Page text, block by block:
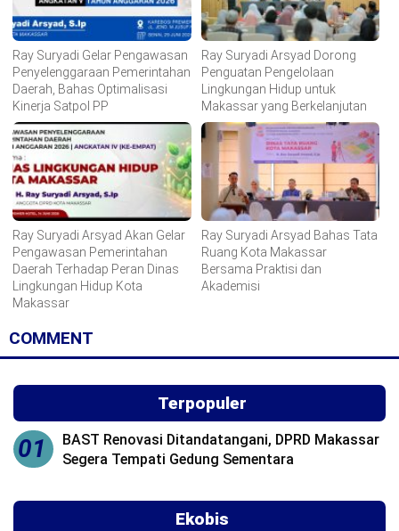
Ray Suryadi Gelar Pengawasan
Penyelenggaraan Pemerintahan
Daerah, Bahas Optimalisasi
Kinerja Satpol PP
Ray Suryadi Arsyad Dorong
Penguatan Pengelolaan
Lingkungan Hidup untuk
Makassar yang Berkelanjutan
Ray Suryadi Arsyad Akan Gelar
Pengawasan Pemerintahan
Daerah Terhadap Peran Dinas
Lingkungan Hidup Kota
Makassar
Ray Suryadi Arsyad Bahas Tata
Ruang Kota Makassar
Bersama Praktisi dan
Akademisi
COMMENT
Terpopuler
01
BAST Renovasi Ditandatangani, DPRD Makassar
Segera Tempati Gedung Sementara
Ekobis